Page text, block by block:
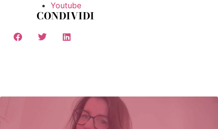
Youtube
CONDIVIDI